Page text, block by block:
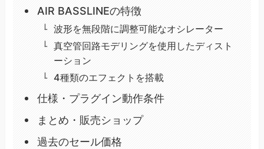
AIR BASSLINEの特徴
波形を無段階に調整可能なオシレーター
真空管回路モデリングを使用したディスト
ーション
4種類のエフェクトを搭載
仕様・プラグイン動作条件
まとめ・販売ショップ
過去のセール価格